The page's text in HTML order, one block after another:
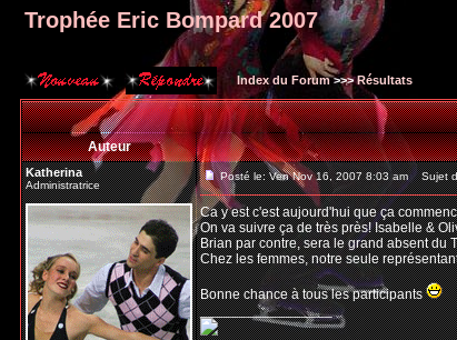
Trophée Eric Bompard 2007
Index du Forum>>>Résultats
Auteur
Katherina
Administratrice
Posté le: Ven Nov 16, 2007 8:03 am Sujet
Ca y est c'est aujourd'hui que ça
On va suivre ça de très près! Isabelle &
Brian par contre, sera le grand absent du
Chez les femmes, notre seule
Bonne chance à tous les participants
_________________